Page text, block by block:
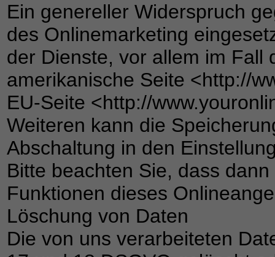
Ein genereller Widerspruch
des Onlinemarketing
der Dienste, vor allem im Fall
amerikanische Seite <http://
EU-Seite <http://
Weiteren kann die
Abschaltung in den
Bitte beachten Sie, dass
Funktionen dieses
Löschung von Daten
Die von uns verarbeiteten